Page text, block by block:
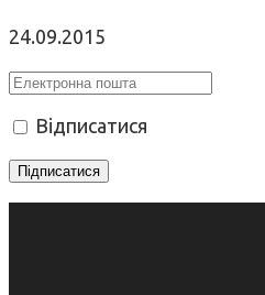
24.09.2015
Відписатися